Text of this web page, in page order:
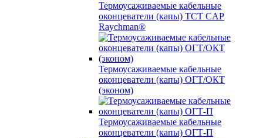
Термоусаживаемые кабельные
оконцеватели (капы) ТCT CAP
Raychman®
Термоусаживаемые кабельные
оконцеватели (капы) ОГТ/ОКТ
(эконом)
Термоусаживаемые кабельные
оконцеватели (капы) ОГТ-П